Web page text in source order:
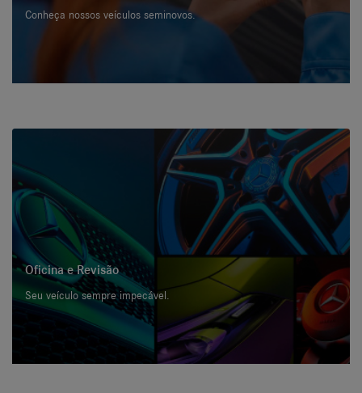
Conheça nossos veículos seminovos.
Oficina e Revisão
Seu veículo sempre impecável.